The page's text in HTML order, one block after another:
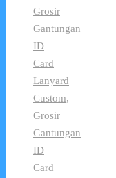
Grosir
Gantungan
ID
Card
Lanyard
Custom,
Grosir
Gantungan
ID
Card